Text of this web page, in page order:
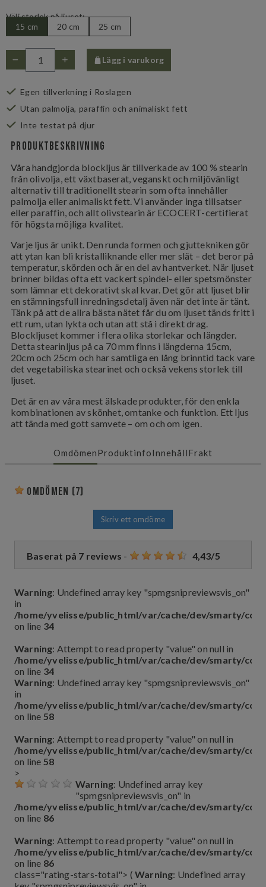
Välj storlek på ljuset:
15 cm
20 cm 25 cm
Lägg i varukorg
Egen tillverkning i Roslagen
Utan palmolja, paraffin och animaliskt fett
Inte testat på djur
Produktbeskrivning
Våra handgjorda blockljus är tillverkade av 100 % stearin
från olivolja, ett växtbaserat, veganskt och miljövänligt
alternativ till traditionellt stearin som ofta innehåller
palmolja eller animaliskt fett. Vi använder inga tillsatser
eller paraffin, och allt olivstearin är ECOCERT-certifierat
för högsta möjliga kvalitet.
Varje ljus är unikt. Den runda formen och gjuttekniken gör
att ytan kan bli kristalliknande eller mer slät – det beror på
temperatur, skörden och är en del av hantverket. När ljuset
brinner bildas ofta ett vackert spindel- eller spetsmönster
som lämnar ett dekorativt skal kvar. Det gör att ljuset blir
en stämningsfull inredningsdetalj även när det inte är tänt.
Tänk på att de allra bästa nätet får du om ljuset tänds fritt i
ett rum, utan lykta och utan att stå i direkt drag.
Blockljuset kommer i flera olika storlekar och längder.
Detta stearinljus på ca 70 mm finns i längderna 15cm,
20cm och 25cm och har samtliga en lång brinntid tack vare
det vegetabiliska stearinet och också vekens storlek till
ljuset.
Det är en av våra mest älskade produkter, för den enkla
kombinationen av skönhet, omtanke och funktion. Ett ljus
att tända med gott samvete – om och om igen.
OmdömenProduktinfoInnehållFrakt
Omdömen (7)
Skriv ett omdöme
Baserat på 7 reviews - 4,43/5
Warning: Undefined array key "spmgsnipreviewsvis_on"
in
/home/yvelisse/public_html/var/cache/dev/smarty/
on line 34
Warning: Attempt to read property "value" on null in
/home/yvelisse/public_html/var/cache/dev/smarty/
on line 34
Warning: Undefined array key "spmgsnipreviewsvis_on"
in
/home/yvelisse/public_html/var/cache/dev/smarty/
on line 58
Warning: Attempt to read property "value" on null in
/home/yvelisse/public_html/var/cache/dev/smarty/
on line 58
>
Warning: Undefined array key
"spmgsnipreviewsvis_on" in
/home/yvelisse/public_html/var/cache/dev/smarty/
on line 86
Warning: Attempt to read property "value" on null in
/home/yvelisse/public_html/var/cache/dev/smarty/
on line 86
class="rating-stars-total"> ( Warning: Undefined array